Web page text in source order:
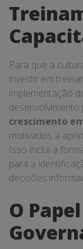
Para que a
investir em
implementação
crescimento
motivados a
Isso inclui a
para a
decisões
O